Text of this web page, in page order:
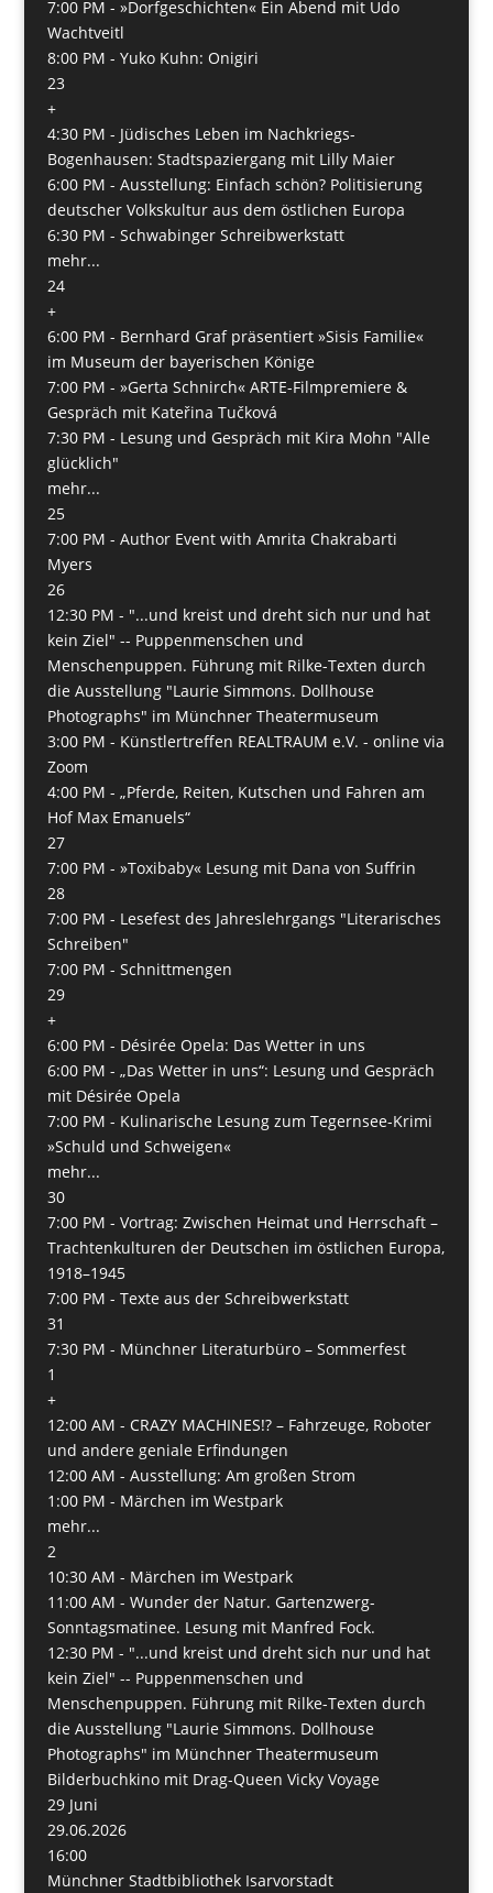
7:00 PM - »Dorfgeschichten« Ein Abend mit Udo
Wachtveitl
8:00 PM - Yuko Kuhn: Onigiri
23
+
4:30 PM - Jüdisches Leben im Nachkriegs-
Bogenhausen: Stadtspaziergang mit Lilly Maier
6:00 PM - Ausstellung: Einfach schön? Politisierung
deutscher Volkskultur aus dem östlichen Europa
6:30 PM - Schwabinger Schreibwerkstatt
mehr...
24
+
6:00 PM - Bernhard Graf präsentiert »Sisis Familie«
im Museum der bayerischen Könige
7:00 PM - »Gerta Schnirch« ARTE-Filmpremiere &
Gespräch mit Kateřina Tučková
7:30 PM - Lesung und Gespräch mit Kira Mohn "Alle
glücklich"
mehr...
25
7:00 PM - Author Event with Amrita Chakrabarti
Myers
26
12:30 PM - "...und kreist und dreht sich nur und hat
kein Ziel" -- Puppenmenschen und
Menschenpuppen. Führung mit Rilke-Texten durch
die Ausstellung "Laurie Simmons. Dollhouse
Photographs" im Münchner Theatermuseum
3:00 PM - Künstlertreffen REALTRAUM e.V. - online via
Zoom
4:00 PM - „Pferde, Reiten, Kutschen und Fahren am
Hof Max Emanuels“
27
7:00 PM - »Toxibaby« Lesung mit Dana von Suffrin
28
7:00 PM - Lesefest des Jahreslehrgangs "Literarisches
Schreiben"
7:00 PM - Schnittmengen
29
+
6:00 PM - Désirée Opela: Das Wetter in uns
6:00 PM - „Das Wetter in uns“: Lesung und Gespräch
mit Désirée Opela
7:00 PM - Kulinarische Lesung zum Tegernsee-Krimi
»Schuld und Schweigen«
mehr...
30
7:00 PM - Vortrag: Zwischen Heimat und Herrschaft –
Trachtenkulturen der Deutschen im östlichen Europa,
1918–1945
7:00 PM - Texte aus der Schreibwerkstatt
31
7:30 PM - Münchner Literaturbüro – Sommerfest
1
+
12:00 AM - CRAZY MACHINES!? – Fahrzeuge, Roboter
und andere geniale Erfindungen
12:00 AM - Ausstellung: Am großen Strom
1:00 PM - Märchen im Westpark
mehr...
2
10:30 AM - Märchen im Westpark
11:00 AM - Wunder der Natur. Gartenzwerg-
Sonntagsmatinee. Lesung mit Manfred Fock.
12:30 PM - "...und kreist und dreht sich nur und hat
kein Ziel" -- Puppenmenschen und
Menschenpuppen. Führung mit Rilke-Texten durch
die Ausstellung "Laurie Simmons. Dollhouse
Photographs" im Münchner Theatermuseum
Bilderbuchkino mit Drag-Queen Vicky Voyage
29 Juni
29.06.2026
16:00
Münchner Stadtbibliothek Isarvorstadt